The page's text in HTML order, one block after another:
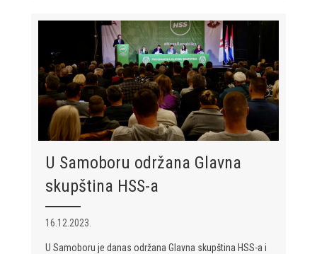
U Samoboru održana Glavna
skupština HSS-a
16.12.2023.
U Samoboru je danas održana Glavna skupština HSS-a i